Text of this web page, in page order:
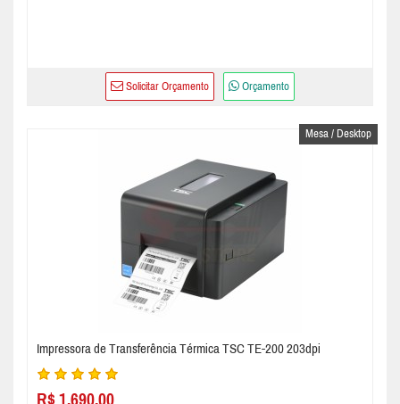
Solicitar Orçamento Orçamento
Mesa / Desktop
Impressora de Transferência Térmica TSC TE-200 203dpi
R$ 1.690,00